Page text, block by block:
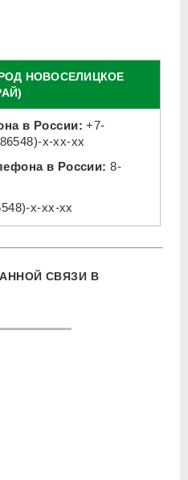
НОВОСЕЛИЦКОЕ
в России: +7-
x-xx-xx
в России: 8-
x-xx-xx
СВЯЗИ В